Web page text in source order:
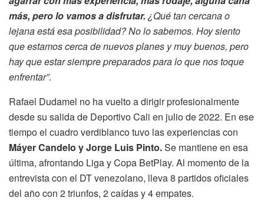
más, pero lo vamos a disfrutar. ¿Qué tan cercana o
lejana está esa posibilidad? No lo sabemos. Hoy siento
que estamos cerca de nuevos planes y muy buenos, pero
hay que estar siempre preparados para lo que nos toque
enfrentar”.
Rafael Dudamel no ha vuelto a dirigir profesionalmente
desde su salida de Deportivo Cali en julio de 2022. En ese
tiempo el cuadro verdiblanco tuvo las experiencias con
Máyer Candelo y Jorge Luis Pinto.Se mantiene en esa
última, afrontando Liga y Copa BetPlay. Al momento de la
entrevista con el DT venezolano, lleva 8 partidos oficiales
del año con 2 triunfos, 2 caídas y 4 empates.